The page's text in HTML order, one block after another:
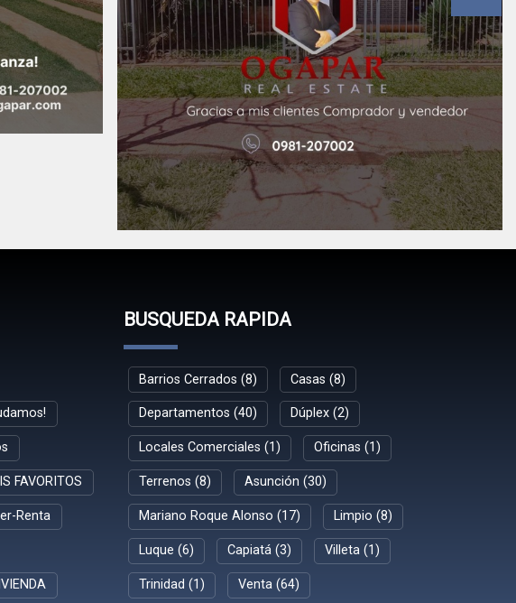
FAVORITOS
Renta
BUSQUEDA RAPIDA
Barrios Cerrados (8) Casas (8)
Departamentos (40) Dúplex (2)
Locales Comerciales (1) Oficinas (1)
Terrenos (8) Asunción (30)
Mariano Roque Alonso (17) Limpio (8)
Luque (6) Capiatá (3) Villeta (1)
Trinidad (1) Venta (64)